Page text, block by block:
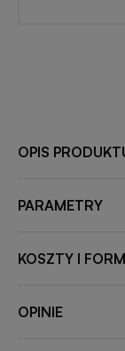
OPIS
PARAMETRY
KOSZTY I
OPINIE